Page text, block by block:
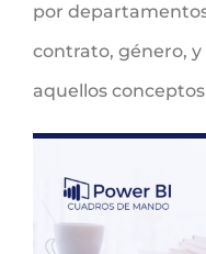
por
contrato, género,
aquellos